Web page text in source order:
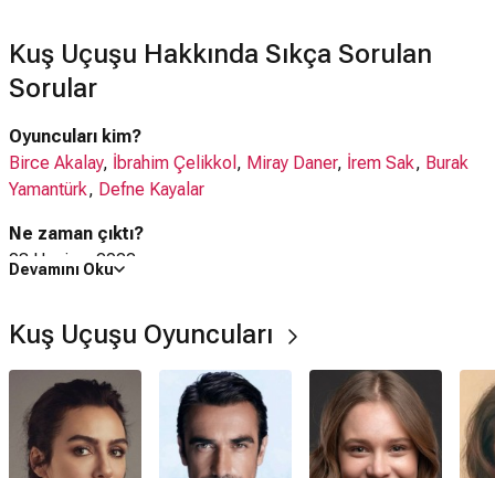
Kuş Uçuşu Hakkında Sıkça Sorulan
Sorular
Oyuncuları kim?
Birce Akalay, İbrahim Çelikkol , Miray Daner, İrem Sak, Burak
Yamantürk, Defne Kayalar
Ne zaman çıktı?
03 Haziran 2022
Kuş Uçuşu dizisi Türkiye'de çekilmiştir.
IMDb puanı kaç?
Kuş Uçuşu dizisi hangi tür?
Dram
Devamını Oku
Kuş Uçuşu Oyuncuları